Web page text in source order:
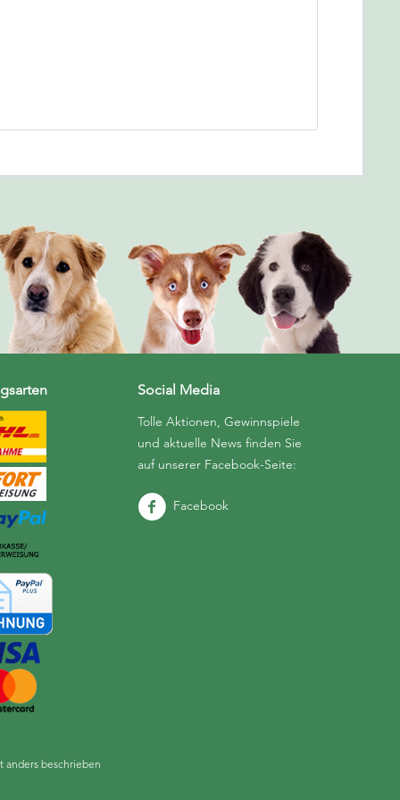
Social Media
Tolle Aktionen, Gewinnspiele
und aktuelle News finden Sie
auf unserer Facebook-Seite:
Facebook
anders beschrieben